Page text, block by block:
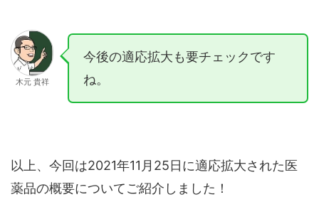
木元 貴祥
今後の適応拡大も要チェックです
ね。
以上、今回は2021年11月25日に適応拡大された医
薬品の概要についてご紹介しました！